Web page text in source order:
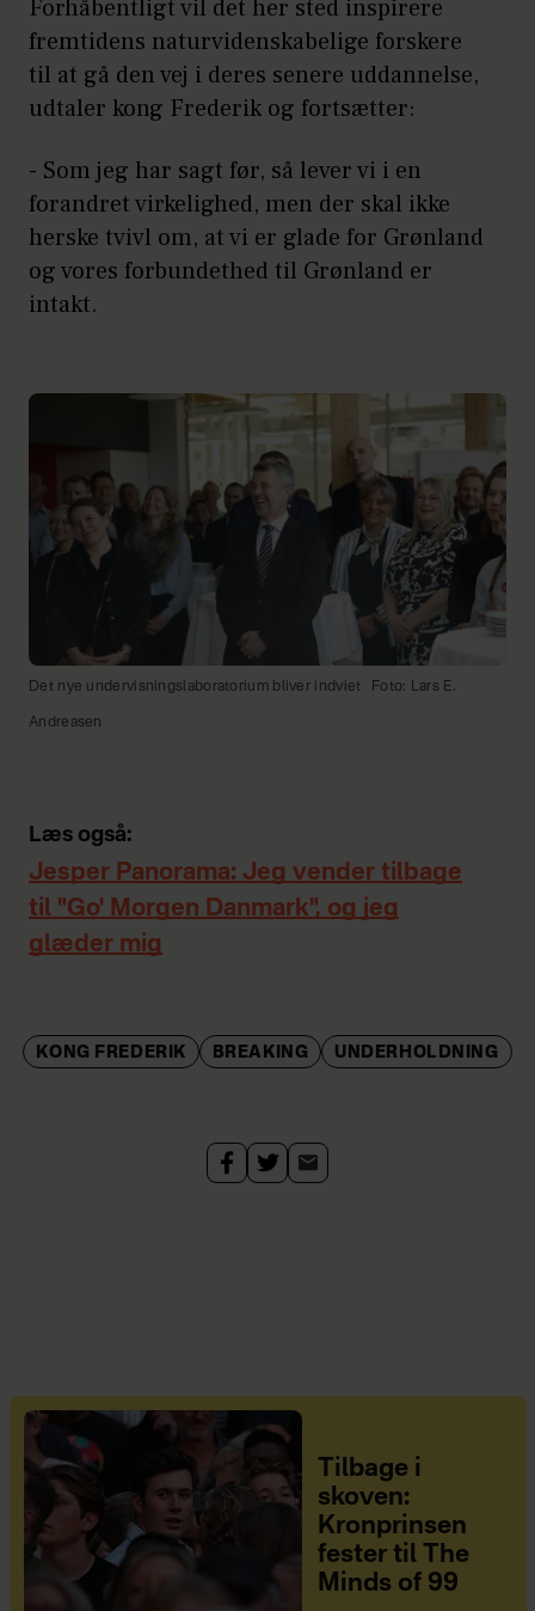
Forhåbentligt vil det her sted inspirere
fremtidens naturvidenskabelige forskere
til at gå den vej i deres senere uddannelse,
udtaler kong Frederik og fortsætter:
- Som jeg har sagt før, så lever vi i en
forandret virkelighed, men der skal ikke
herske tvivl om, at vi er glade for Grønland
og vores forbundethed til Grønland er
intakt.
Det nye undervisningslaboratorium bliver indviet Foto: Lars E.
Andreasen
Læs også:
Jesper Panorama: Jeg vender tilbage
til "Go' Morgen Danmark", og jeg
glæder mig
KONG FREDERIK BREAKING UNDERHOLDNING
Tilbage i
skoven:
Kronprinsen
fester til The
Minds of 99